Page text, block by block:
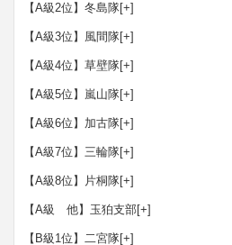
【A級2位】冬島隊[+]
【A級3位】風間隊[+]
【A級4位】草壁隊[+]
【A級5位】嵐山隊[+]
【A級6位】加古隊[+]
【A級7位】三輪隊[+]
【A級8位】片桐隊[+]
【A級 他】玉狛支部[+]
【B級1位】二宮隊[+]